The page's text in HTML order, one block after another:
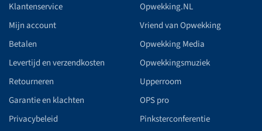
Klantenservice
Mijn account
Betalen
Levertijd en verzendkosten
Retourneren
Garantie en klachten
Privacybeleid
Opwekking.NL
Vriend van Opwekking
Opwekking Media
Opwekkingsmuziek
Upperroom
OPS pro
Pinksterconferentie